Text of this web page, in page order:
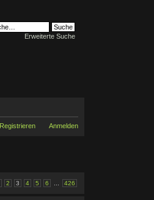
Erweiterte Suche
Registrieren Anmelden
2 3 4 5 6 426